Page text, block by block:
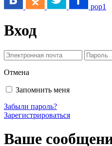
pop1
Вход
Отмена
Запомнить меня
Забыли пароль?
Зарегистрироваться
Ваше